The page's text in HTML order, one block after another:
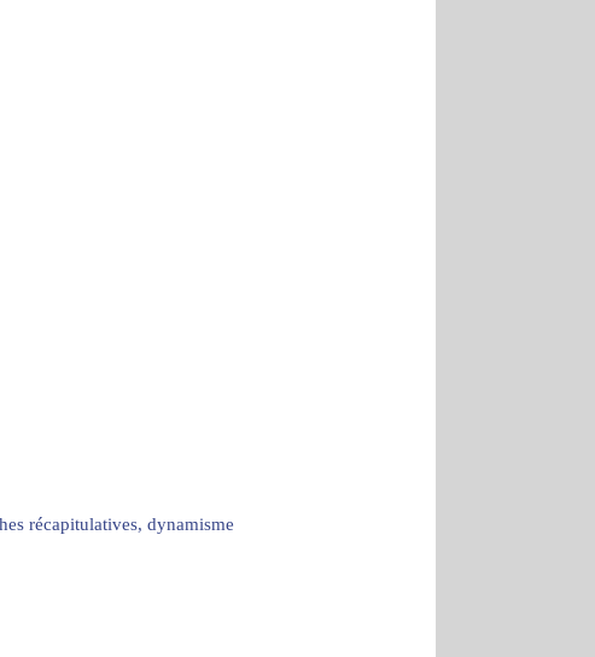
récapitulatives, dynamisme